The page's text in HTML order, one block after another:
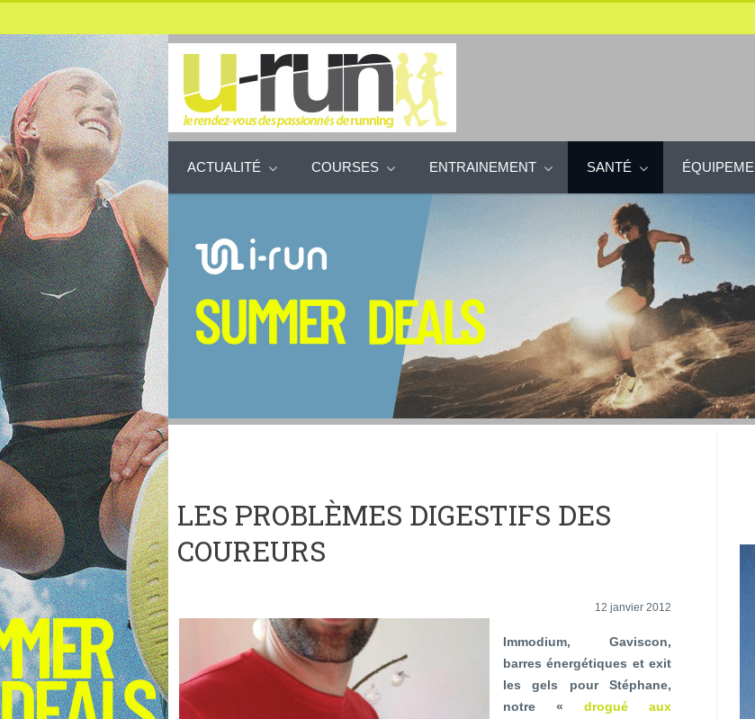
ACTUALITÉ COURSES ENTRAINEMENT SANTÉ
LES PROBLÈMES DIGESTIFS DES
COUREURS
12 janvier 2012
Immodium, Gaviscon,
barres énergétiques et exit
les gels pour Stéphane,
notre « drogué aux